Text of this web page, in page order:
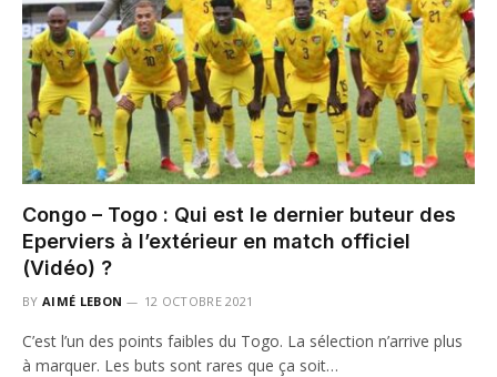
Congo – Togo : Qui est le dernier buteur des
Eperviers à l’extérieur en match officiel
(Vidéo) ?
BY AIMÉ LEBON 12 OCTOBRE 2021
C’est l’un des points faibles du Togo. La sélection n’arrive plus
à marquer. Les buts sont rares que ça soit…